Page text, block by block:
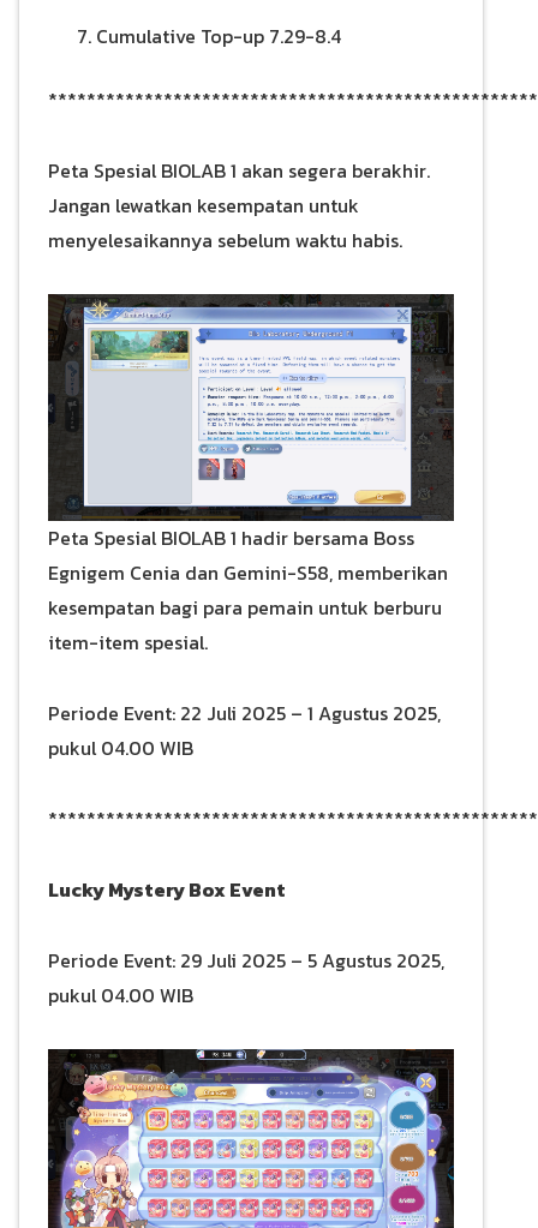
Cumulative Top-up 7.29-8.4
Peta Spesial BIOLAB 1 akan segera berakhir.
Jangan lewatkan kesempatan untuk
menyelesaikannya sebelum waktu habis.
Peta Spesial BIOLAB 1 hadir bersama Boss
Egnigem Cenia dan Gemini-S58, memberikan
kesempatan bagi para pemain untuk berburu
item-item spesial.
Periode Event: 22 Juli 2025 – 1 Agustus 2025,
pukul 04.00 WIB
Lucky Mystery Box Event
Periode Event: 29 Juli 2025 – 5 Agustus 2025,
pukul 04.00 WIB